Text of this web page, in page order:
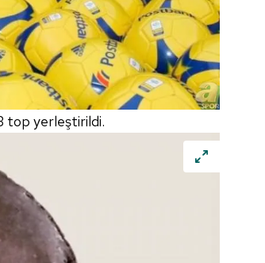
top yerleştirildi.